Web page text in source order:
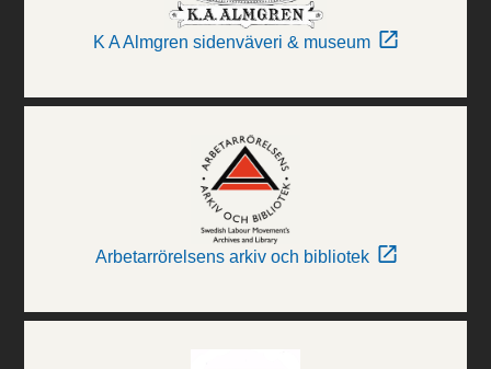
K A Almgren sidenväveri & museum
Arbetarrörelsens arkiv och bibliotek